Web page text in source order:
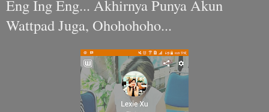
Eng Ing Eng... Akhirnya Punya Akun
Wattpad Juga, Ohohohoho...